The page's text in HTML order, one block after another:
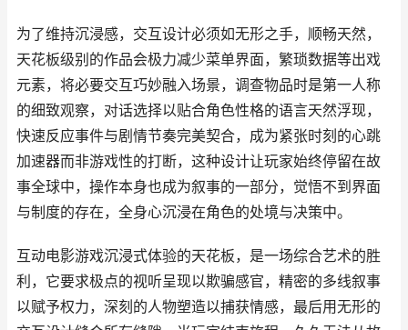
为了维持沉浸感，交互设计必须如无形之手，顺畅天然，
天花板级别的作品会极力减少菜单界面，繁琐数据等出戏
元素，将必要交互巧妙融入场景，调查物品时是第一人称
的细致观察，对话选择以贴合角色性格的语言天然浮现，
快速反应事件与剧情节奏完美契合，成为紧张时刻的心跳
加速器而非游戏性的打断，这种设计让玩家始终停留在故
事全球中，操作本身也成为叙事的一部分，觉悟不到界面
与制度的存在，全身心沉浸在角色的处境与决策中。
互动电影游戏沉浸式体验的天花板，是一场综合艺术的胜
利，它要求极点的视听呈现以欺骗感官，精密的多线叙事
以赋予权力，深刻的人物塑造以捕获情感，最后用无形的